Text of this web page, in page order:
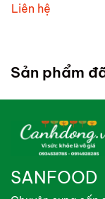
Liên hệ
Sản phẩm
SANFOOD